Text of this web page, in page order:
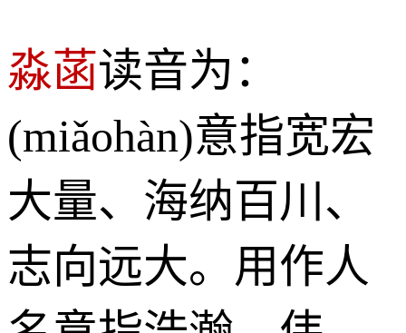
淼菡读音为：
(miǎohàn)意指宽宏
大量、海纳百川、
志向远大。用作人